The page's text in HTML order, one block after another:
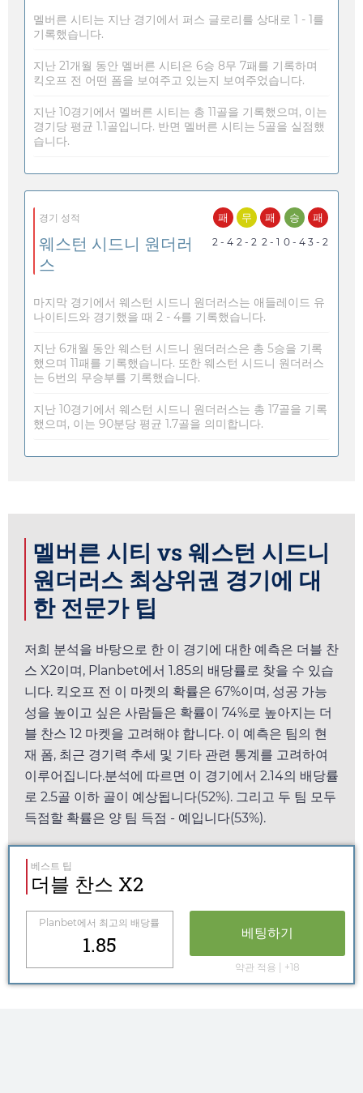
멜버른 시티는 지난 경기에서 퍼스 글로리를 상대로 1 - 1를
기록했습니다.
지난 21개월 동안 멜버른 시티은 6승 8무 7패를 기록하며
킥오프 전 어떤 폼을 보여주고 있는지 보여주었습니다.
지난 10경기에서 멜버른 시티는 총 11골을 기록했으며, 이는
경기당 평균 1.1골입니다. 반면 멜버른 시티는 5골을 실점했
습니다.
경기 성적
웨스턴 시드니 원더러
스
패
2 - 4
무
2 - 2
패
2 - 1
승
0 - 4
패
3 - 2
마지막 경기에서 웨스턴 시드니 원더러스는 애들레이드 유
나이티드와 경기했을 때 2 - 4를 기록했습니다.
지난 6개월 동안 웨스턴 시드니 원더러스은 총 5승을 기록
했으며 11패를 기록했습니다. 또한 웨스턴 시드니 원더러스
는 6번의 무승부를 기록했습니다.
지난 10경기에서 웨스턴 시드니 원더러스는 총 17골을 기록
했으며, 이는 90분당 평균 1.7골을 의미합니다.
멜버른 시티 vs 웨스턴 시드니
원더러스 최상위권 경기에 대
한 전문가 팁
저희 분석을 바탕으로 한 이 경기에 대한 예측은 더블 찬
스 X2이며, Planbet에서 1.85의 배당률로 찾을 수 있습
니다. 킥오프 전 이 마켓의 확률은 67%이며, 성공 가능
성을 높이고 싶은 사람들은 확률이 74%로 높아지는 더
블 찬스 12 마켓을 고려해야 합니다. 이 예측은 팀의 현
재 폼, 최근 경기력 추세 및 기타 관련 통계를 고려하여
이루어집니다.분석에 따르면 이 경기에서 2.14의 배당률
로 2.5골 이하 골이 예상됩니다(52%). 그리고 두 팀 모두
득점할 확률은 양 팀 득점 - 예입니다(53%).
베스트 팁
더블 찬스 X2
Planbet에서 최고의 배당률
1.85 베팅하기
약관 적용 | +18